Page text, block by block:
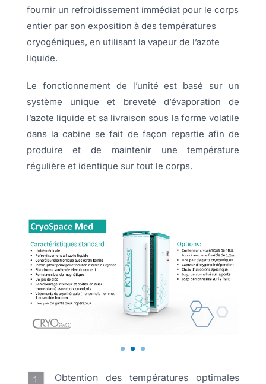
fournir un refroidissement immédiat pour le corps
entier par son exposition à des températures
cryogéniques, en utilisant la vapeur de l’azote
liquide.
Le fonctionnement de l’unité est basé sur un
système unique et breveté d’évaporation de
l’azote liquide et sa livraison sous la forme volatile
dans la cabine se fait de façon repartie afin de
produire et de maintenir une température
régulière et identique sur tout le corps.
Obtention des températures optimales